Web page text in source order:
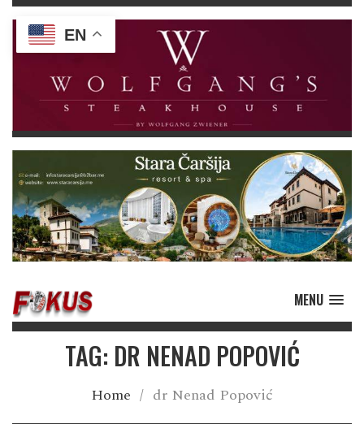
MENU
TAG: DR NENAD POPOVIĆ
Home / dr Nenad Popović
EN